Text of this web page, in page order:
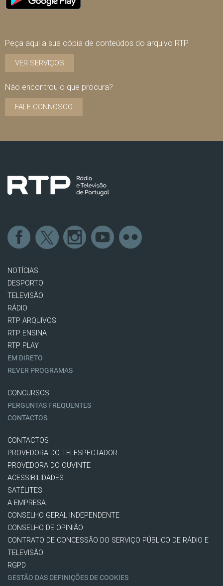
Peça aqui a sua cópia de conteúdos do arquivo RTP
VER SERVIÇOS
Não encontrou o que procura?
FALE CONNOSCO
NOTÍCIAS
DESPORTO
TELEVISÃO
RÁDIO
RTP ARQUIVOS
RTP ENSINA
RTP PLAY
EM DIRETO
REVER PROGRAMAS
CONCURSOS
PERGUNTAS FREQUENTES
CONTACTOS
CONTACTOS
PROVEDORA DO TELESPECTADOR
PROVEDORA DO OUVINTE
ACESSIBILIDADES
SATÉLITES
A EMPRESA
CONSELHO GERAL INDEPENDENTE
CONSELHO DE OPINIÃO
CONTRATO DE CONCESSÃO DO SERVIÇO PÚBLICO DE RÁDIO E
TELEVISÃO
RGPD
GESTÃO DAS DEFINIÇÕES DE COOKIES